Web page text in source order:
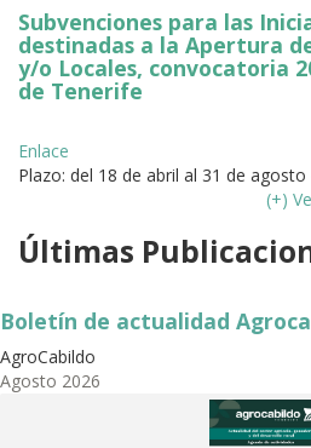
Subvenciones para las
destinadas a la Apertura
y/o Locales, convocatoria
de Tenerife
Enlace
Plazo: del 18 de abril al 31 de agosto
(+)
Últimas
Boletín de actualidad
AgroCabildo
Agosto 2026